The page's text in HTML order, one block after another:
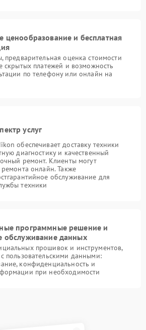
ценообразование и бесплатная
предварительная оценка стоимости
скрытых платежей и возможность
по телефону или онлайн на
услуг
обеспечивает доставку техники
диагностику и качественный
ремонт. Клиенты могут
ремонта онлайн. Также
обслуживание для
техники
программные решение и
обслуживание данных
прошивок и инструментов,
пользовательскими данными:
конфиденциальность и
при необходимости